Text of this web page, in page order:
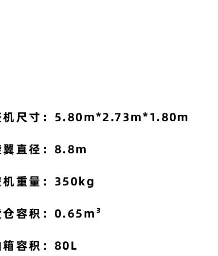
机尺寸：5.80m*2.73m*1.80m
翼直径：8.8m
机重量：350kg
容积： 0.65m³
箱容积：80L